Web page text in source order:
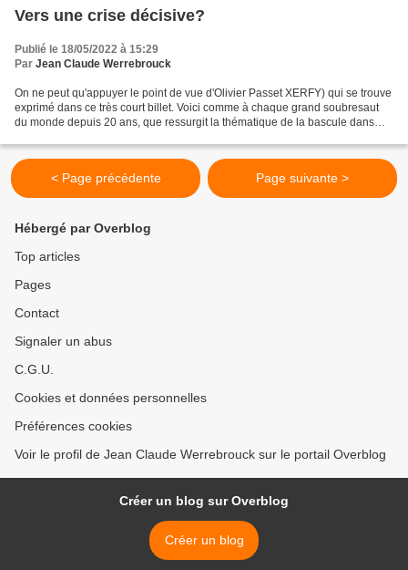
Vers une crise décisive?
Publié le 18/05/2022 à 15:29
Par Jean Claude Werrebrouck
On ne peut qu'appuyer le point de vue d'Olivier Passet XERFY) qui se trouve
exprimé dans ce très court billet. Voici comme à chaque grand soubresaut
du monde depuis 20 ans, que ressurgit la thématique de la bascule dans
< Page précédente Page suivante >
Hébergé par Overblog
Top articles
Pages
Contact
Signaler un abus
C.G.U.
Cookies et données personnelles
Préférences cookies
Voir le profil de Jean Claude Werrebrouck sur le portail Overblog
Créer un blog sur Overblog
Créer un blog